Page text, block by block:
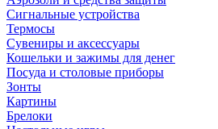
Сигнальные устройства
Термосы
Сувениры и аксессуары
Кошельки и зажимы для денег
Посуда и столовые приборы
Зонты
Картины
Брелоки